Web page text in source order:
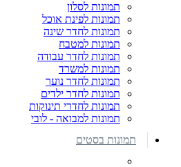
תמונות לסלון
תמונות לפינת אוכל
תמונות לחדר שינה
תמונות למטבח
תמונות לחדר עבודה
תמונות למשרד
תמונות לחדר נוער
תמונות לחדר ילדים
תמונות לחדרי תינוקות
תמונות למבואה - לובי
תמונות בסטים